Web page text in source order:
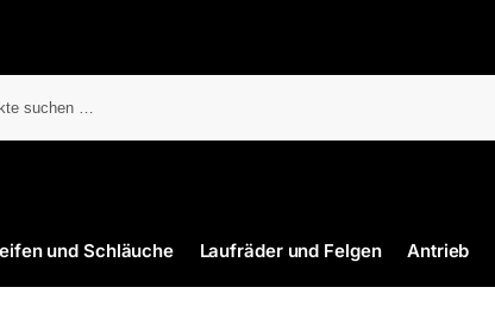
und Schläuche Laufräder und Felgen Antrieb